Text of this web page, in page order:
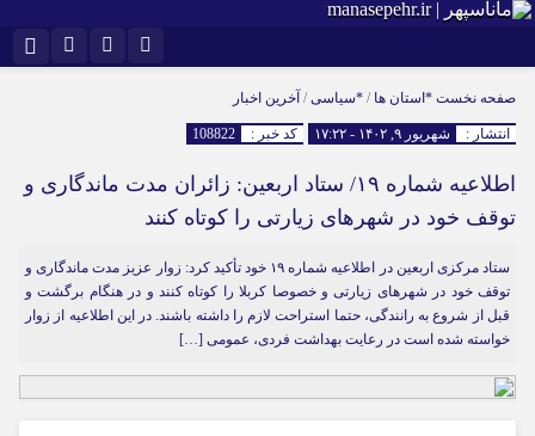
اینستاگرام
سروش ایتا
آپارات رمز عبور
مرا به خاطر بسپار
صفحه نخست *استان ها / *سیاسی/ آخرین اخبار
انتشار : شهریور ۹, ۱۴۰۲ - ۱۷:۲۲ کد خبر : 108822
اطلاعیه شماره ۱۹/ ستاد اربعین: زائران مدت ماندگاری و
توقف خود در شهرهای زیارتی را کوتاه کنند
ستاد مرکزی اربعین در اطلاعیه شماره ١٩ خود تأکید کرد: زوار عزیز مدت ماندگاری و
توقف خود در شهرهای زیارتی و خصوصا کربلا را کوتاه کنند و در هنگام برگشت و
قبل از شروع به رانندگی، حتما استراحت لازم را داشته باشند. در این اطلاعیه از زوار
خواسته شده است در رعایت بهداشت فردی، عمومی […]